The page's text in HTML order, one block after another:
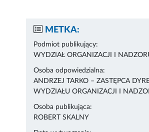
METKA:
Podmiot publikujący:
WYDZIAŁ ORGANIZACJI I
Osoba odpowiedzialna:
ANDRZEJ TARKO – ZASTĘPCA
WYDZIAŁU ORGANIZACJI I
Osoba publikująca:
ROBERT SKALNY